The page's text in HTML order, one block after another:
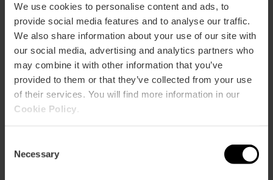
We use cookies to personalise content and ads, to
provide social media features and to analyse our traffic.
We also share information about your use of our site with
our social media, advertising and analytics partners who
may combine it with other information that you’ve
provided to them or that they’ve collected from your use
of their services. You will find more information in our
Cookie Policy
Selection
Necessary
Calle Barranquet, 2 46960 Aldaya